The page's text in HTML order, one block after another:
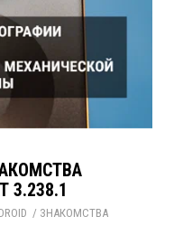
3.238.1
/ ЗНАКОМСТВА